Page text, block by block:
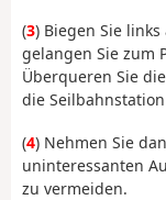
(3) Biegen Sie
gelangen Sie zum
Überqueren Sie
die
(4) Nehmen Sie
uninteressanten
zu vermeiden.